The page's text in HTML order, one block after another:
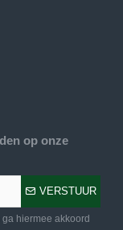
op onze
VERSTUUR
hiermee akkoord